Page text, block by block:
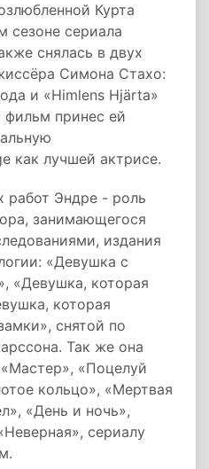
Курта
сезоне сериала
снялась в двух
Симона Стахо:
и «Himlens Hjärta»
фильм принес ей
как лучшей актрисе.
работ Эндре - роль
занимающегося
издания
«Девушка с
«Девушка, которая
которая
снятой по
Так же она
«Поцелуй
кольцо», «Мертвая
«День и ночь»,
сериалу